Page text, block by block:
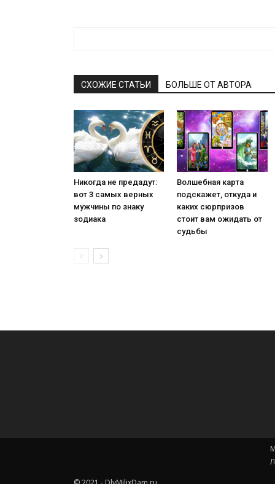
СХОЖИЕ СТАТЬИ БОЛЬШЕ ОТ АВТОРА
Никогда не предадут:
вот 3 самых верных
мужчины по знаку
зодиака
Волшебная карта
подскажет, откуда и
каких сюрпризов
стоит вам ожидать от
судьбы